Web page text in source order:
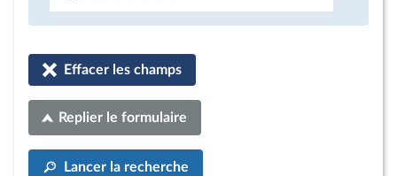
Effacer les champs
Replier le formulaire
Lancer la recherche